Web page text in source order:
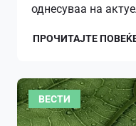
однесуваа на
ПРОЧИТАЈТЕ
ВЕСТИ